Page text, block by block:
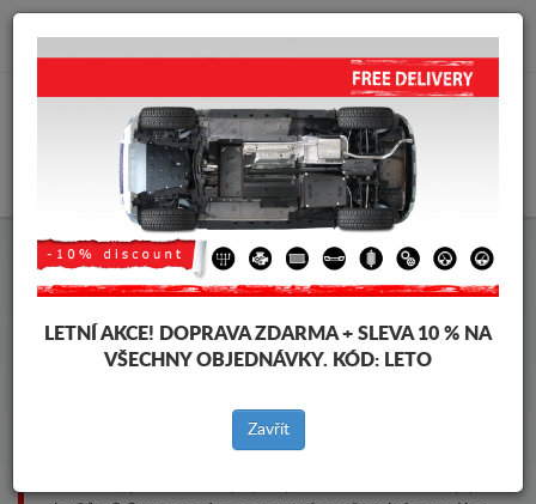
info@krytpodmotor.com
Kryt pod motor Lada Niva
LETNÍ AKCE! DOPRAVA ZDARMA + SLEVA 10 % NA
VŠECHNY OBJEDNÁVKY. KÓD: LETO
Zavřít